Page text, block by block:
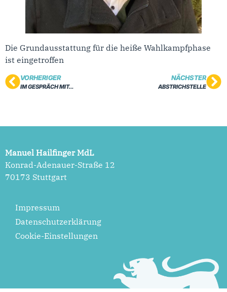
Die Grundausstattung für die heiße Wahlkampfphase
ist eingetroffen
VORHERIGER
IM GESPRÄCH MIT…
NÄCHSTER
ABSTRICHSTELLE
Manuel Hailfinger MdL
Konrad-Adenauer-Straße 12
70173 Stuttgart
Impressum
Datenschutzerklärung
Cookie-Einstellungen